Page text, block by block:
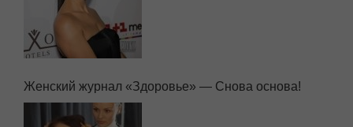
Женский журнал «Здоровье» — Снова основа!